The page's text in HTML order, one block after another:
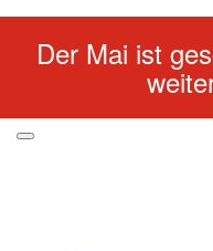
Der Mai ist